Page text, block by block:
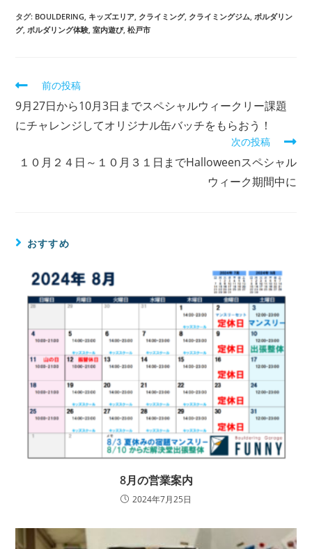
タグ: BOULDERING, キッズエリア, クライミング, クライミングジム, ボルダリン
グ, ボルダリング体験, 室内遊び, 松戸市
前の投稿
9月27日から10月3日までスペシャルウィークリー課題
にチャレンジしてオリジナル缶バッチをもらおう！
次の投稿
１０月２４日～１０月３１日までHalloweenスペシャル
ウィーク期間中に
おすすめ
8月の営業案内
2024年7月25日